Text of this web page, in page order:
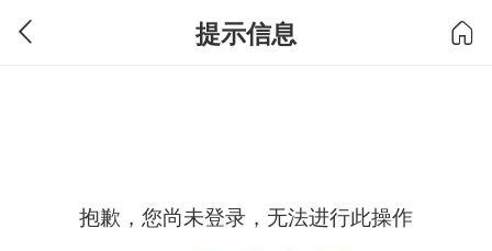
提示信息
抱歉，您尚未登录，无法进行此操作